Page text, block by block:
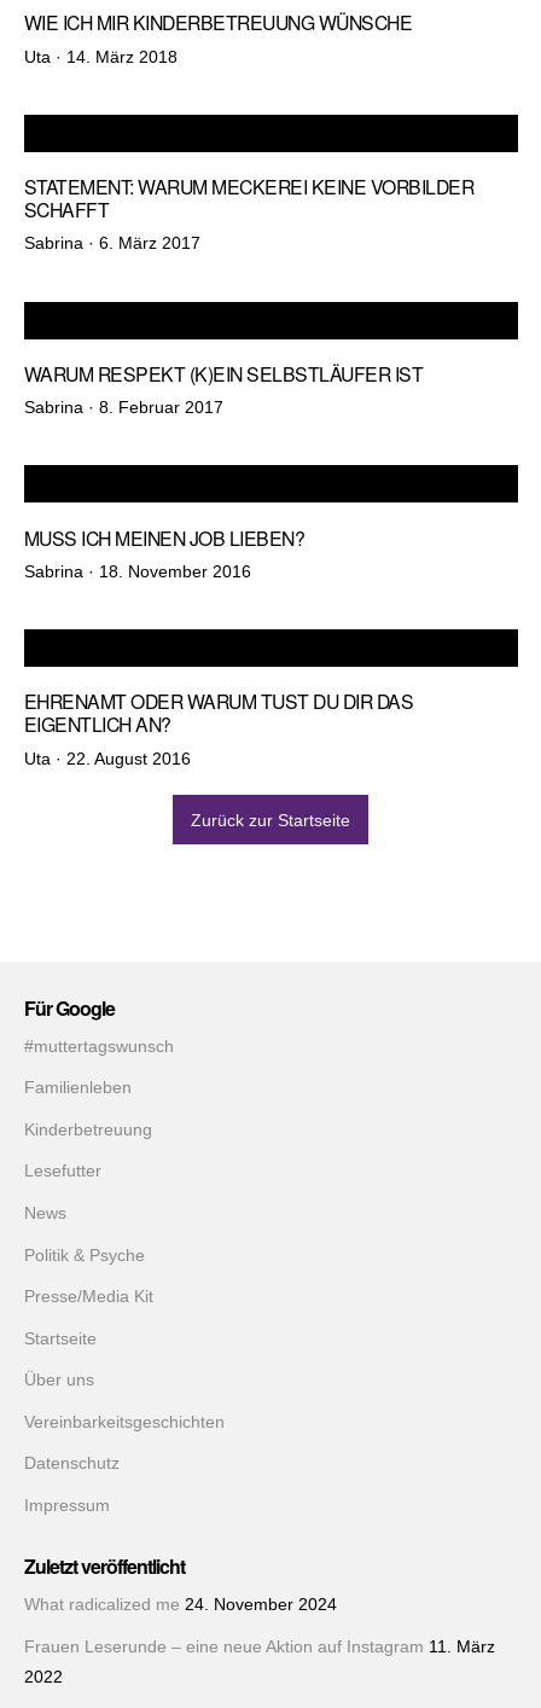
WIE ICH MIR KINDERBETREUUNG WÜNSCHE
Uta · Veröffentlicht
14. März 2018
STATEMENT: WARUM MECKEREI KEINE VORBILDER
SCHAFFT
Sabrina · Veröffentlicht
6. März 2017
WARUM RESPEKT (K)EIN SELBSTLÄUFER IST
Sabrina · Veröffentlicht
8. Februar 2017
MUSS ICH MEINEN JOB LIEBEN?
Sabrina · Veröffentlicht
18. November 2016
EHRENAMT ODER WARUM TUST DU DIR DAS
EIGENTLICH AN?
Uta · Veröffentlicht
22. August 2016
Zurück zur Startseite
Für Google
#muttertagswunsch
Familienleben
Kinderbetreuung
Lesefutter
News
Politik & Psyche
Presse/Media Kit
Startseite
Über uns
Vereinbarkeitsgeschichten
Datenschutz
Impressum
Zuletzt veröffentlicht
What radicalized me 24. November 2024
Frauen Leserunde – eine neue Aktion auf Instagram 11. März
2022